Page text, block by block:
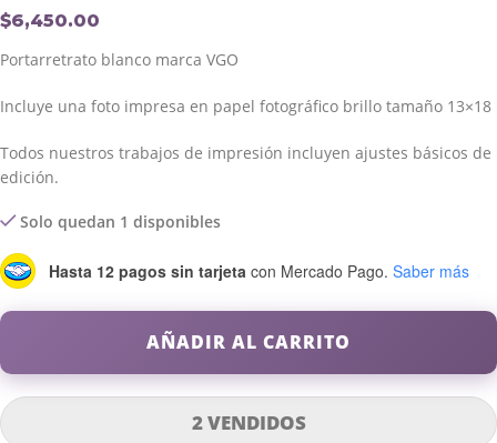
$6,450.00
Portarretrato blanco marca VGO
Incluye una foto impresa en papel fotográfico brillo tamaño 13×18
Todos nuestros trabajos de impresión incluyen ajustes básicos de
edición.
Solo quedan 1 disponibles
Hasta 12 pagos sin tarjeta con Mercado Pago. Saber más
AÑADIR AL CARRITO
2 VENDIDOS